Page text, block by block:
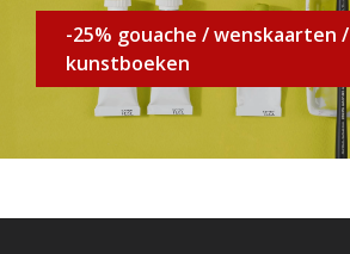
-25% gouache / wenskaarten /
kunstboeken